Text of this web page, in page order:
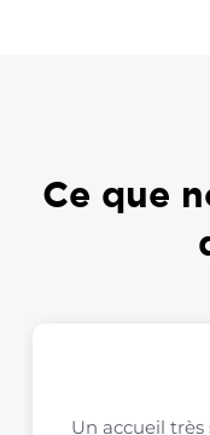
Ce que
Un accueil